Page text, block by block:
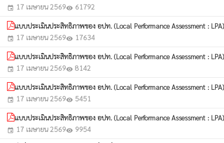
event 17 เมษายน 2569visibility 61792
แบบประเมินประสิทธิภาพของ อปท. (Local Performance Assessment :
event 17 เมษายน 2569visibility 17634
แบบประเมินประสิทธิภาพของ อปท. (Local Performance Assessment :
event 17 เมษายน 2569visibility 8142
แบบประเมินประสิทธิภาพของ อปท. (Local Performance Assessment :
event 17 เมษายน 2569visibility 5451
แบบประเมินประสิทธิภาพของ อปท. (Local Performance Assessment :
event 17 เมษายน 2569visibility 9954